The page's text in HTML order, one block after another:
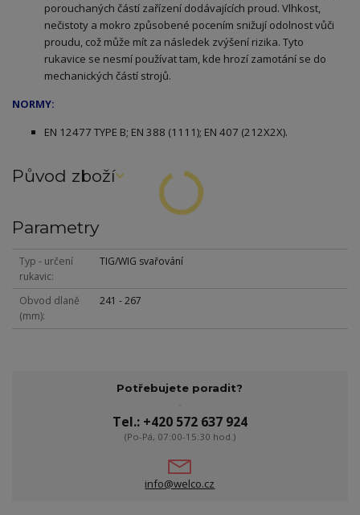
porouchaných částí zařízení dodávajících proud. Vlhkost,
nečistoty a mokro způsobené pocením snižují odolnost vůči
proudu, což může mít za následek zvýšení rizika. Tyto
rukavice se nesmí používat tam, kde hrozí zamotání se do
mechanických částí strojů.
NORMY:
EN 12477 TYPE B; EN 388 (1111); EN 407 (212X2X).
Původ zboží
Parametry
Typ - určení
rukavic
TIG/WIG svařování
Obvod dlaně
(mm)
241 - 267
Potřebujete poradit?
Tel.: +420 572 637 924
(Po-Pá, 07:00-15:30 hod.)
info@welco.cz